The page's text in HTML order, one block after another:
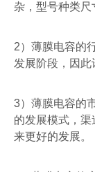
杂，型号种类尺
2）薄膜电容的
发展阶段，因此
3）薄膜电容的
的发展模式，
来更好的发展。